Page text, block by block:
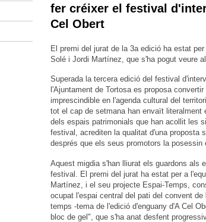
fer créixer el festival
Cel Obert
El premi del jurat de la 3a edició ha estat
Solé i Jordi Martínez, que s'ha pogut veure
Superada la tercera edició del festival
l'Ajuntament de Tortosa es proposa
imprescindible en l'agenda cultural del
tot el cap de setmana han envaït literalment
dels espais patrimonials que han acollit les
festival, acrediten la qualitat d'una proposta
després que els seus promotors la posessin
Aquest migdia s'han lliurat els guardons als
festival. El premi del jurat ha estat per a
Martínez, i el seu projecte Espai-Temps,
ocupat l'espai central del pati del convent
temps -tema de l'edició d'enguany d'A Cel
bloc de gel", que s'ha anat desfent